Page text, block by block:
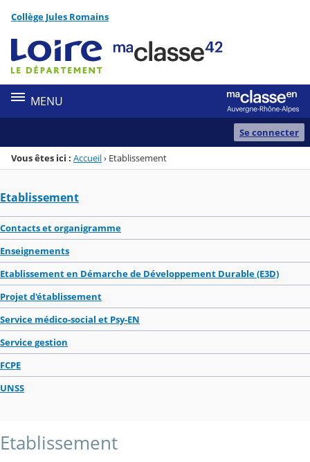
Menu de la rubrique
Contenu
Collège Jules Romains
MENU
Se connecter
Vous êtes ici : Accueil› Etablissement
Etablissement
Contacts et organigramme
Enseignements
Etablissement en Démarche de Développement Durable (E3D)
Projet d'établissement
Service médico-social et Psy-EN
Service gestion
FCPE
UNSS
Etablissement